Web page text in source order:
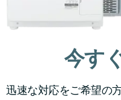
今す
迅速な対応をご希望の